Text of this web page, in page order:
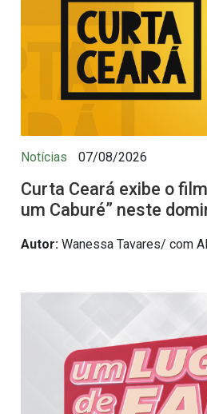
Notícias 07/08/2026
Curta Ceará exibe o
um Caburé” neste
Autor: Wanessa Tavares/ com